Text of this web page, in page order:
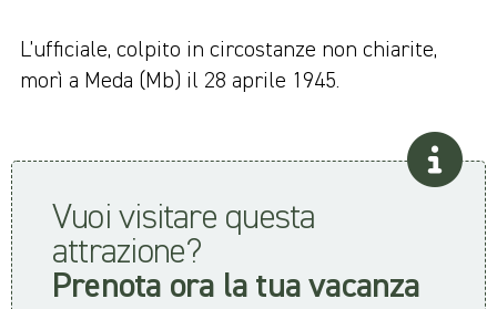
L’ufficiale, colpito in circostanze non chiarite,
morì a Meda (Mb) il 28 aprile 1945.
Vuoi visitare questa
attrazione?
Prenota ora la tua vacanza